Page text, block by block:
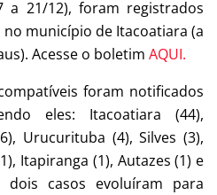
a 21/12), foram registrados
município de Itacoatiara (a
Acesse o boletim AQUI.
foram notificados
eles: Itacoatiara (44),
Urucurituba (4), Silves (3),
Itapiranga (1), Autazes (1) e
dois casos evoluíram para